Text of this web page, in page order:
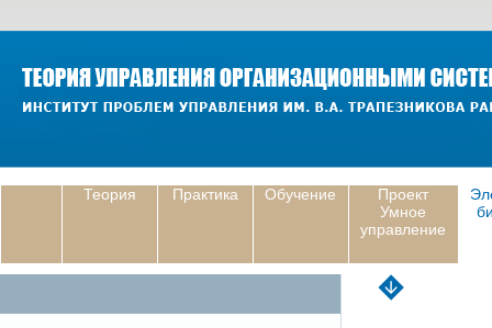
Теория Практика Обучение
Проект
Умное
управление